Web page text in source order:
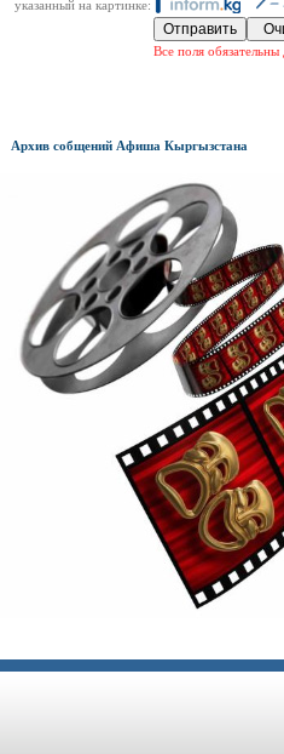
указанный на картинке:
Все поля обязательны
Архив собщений Афиша Кыргызстана